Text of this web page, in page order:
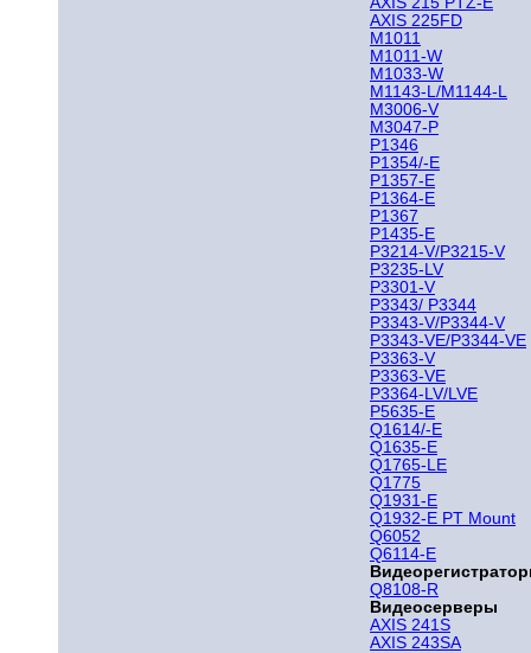
AXIS 225FD
M1011
M1011-W
M1033-W
M1143-L/M1144-L
M3006-V
M3047-P
P1346
P1354/-E
P1357-E
P1364-E
P1367
P1435-E
P3214-V/P3215-V
P3235-LV
P3301-V
P3343/ P3344
P3343-V/P3344-V
P3343-VE/P3344-VE
P3363-V
P3363-VE
P3364-LV/LVE
P5635-E
Q1614/-E
Q1635-E
Q1765-LE
Q1775
Q1931-E
Q1932-E PT Mount
Q6052
Q6114-E
Q8108-R
Видеосерверы
AXIS 241S
AXIS 243SA